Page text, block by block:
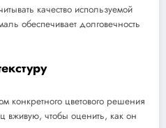
качество используемой
обеспечивает долговечность
конкретного цветового решения
вживую, чтобы оценить, как он